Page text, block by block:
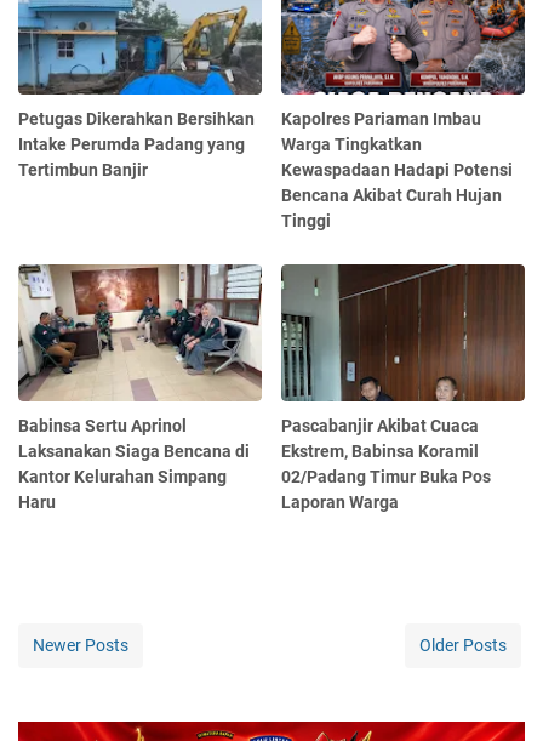
Petugas Dikerahkan Bersihkan
Intake Perumda Padang yang
Tertimbun Banjir
Kapolres Pariaman Imbau
Warga Tingkatkan
Kewaspadaan Hadapi Potensi
Bencana Akibat Curah Hujan
Tinggi
Babinsa Sertu Aprinol
Laksanakan Siaga Bencana di
Kantor Kelurahan Simpang
Haru
Pascabanjir Akibat Cuaca
Ekstrem, Babinsa Koramil
02/Padang Timur Buka Pos
Laporan Warga
Newer Posts Older Posts